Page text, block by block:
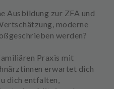
Ausbildung zur ZFA und
moderne
werden?
Praxis mit
erwartet dich
dich entfalten,